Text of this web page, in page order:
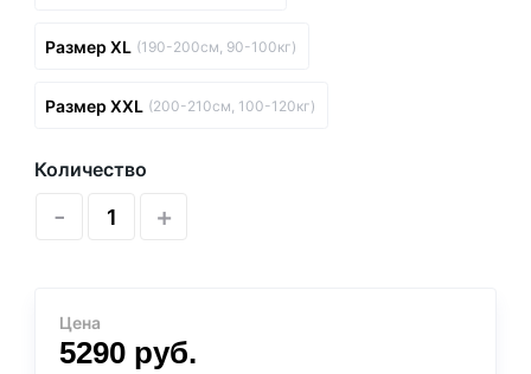
Размер XL (190-200см, 90-100кг)
Размер XXL (200-210см, 100-120кг)
Количество
- +
Цена
5290 руб.